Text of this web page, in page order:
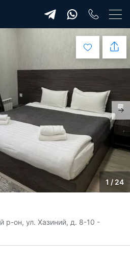
1 / 24
р-он, ул. Хазиний, д. 8-10 -